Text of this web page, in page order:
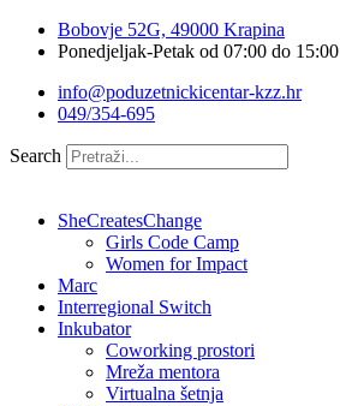
Bobovje 52G, 49000 Krapina
Ponedjeljak-Petak od 07:00 do 15:00
info@poduzetnickicentar-kzz.hr
049/354-695
Search
SheCreatesChange
Girls Code Camp
Women for Impact
Marc
Interregional Switch
Inkubator
Coworking prostori
Mreža mentora
Virtualna šetnja